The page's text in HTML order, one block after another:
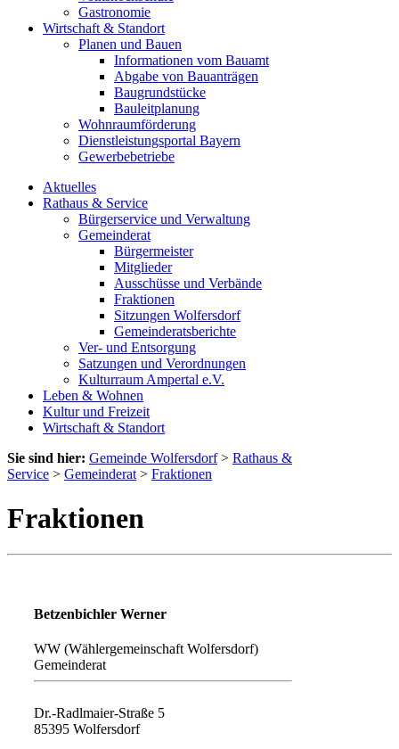
Gastronomie
Wirtschaft & Standort
Planen und Bauen
Informationen vom Bauamt
Abgabe von Bauanträgen
Baugrundstücke
Bauleitplanung
Wohnraumförderung
Dienstleistungsportal Bayern
Gewerbebetriebe
Aktuelles
Rathaus & Service
Bürgerservice und Verwaltung
Gemeinderat
Bürgermeister
Mitglieder
Ausschüsse und Verbände
Fraktionen
Sitzungen Wolfersdorf
Gemeinderatsberichte
Ver- und Entsorgung
Satzungen und Verordnungen
Kulturraum Ampertal e.V.
Leben & Wohnen
Kultur und Freizeit
Wirtschaft & Standort
Sie sind hier: Gemeinde Wolfersdorf> Rathaus &
Service > Gemeinderat > Fraktionen
Fraktionen
Betzenbichler Werner
WW (Wählergemeinschaft Wolfersdorf)
Gemeinderat
Dr.-Radlmaier-Straße 5
85395 Wolfersdorf